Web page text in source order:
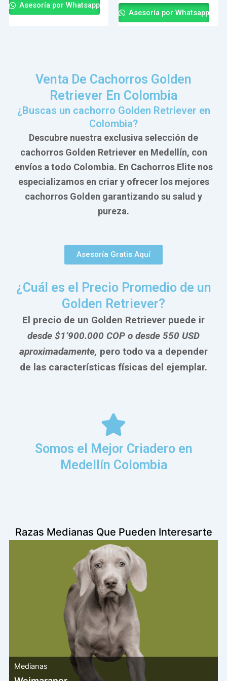
5
Asesoría por Whatsapp
0
de
5
Asesoría por Whatsapp
Venta De Cachorros Golden
Retriever En Colombia
¿Buscas un cachorro Golden Retriever en
Colombia?
Descubre nuestra exclusiva selección de
cachorros Golden Retriever en Medellín, con
envíos a todo Colombia. En Cachorros Elite nos
especializamos en criar y ofrecer los mejores
cachorros Golden garantizando su salud y
pureza.
Asesoría Gratis Aquí
¿Cuál es el Precio Promedio de un
Golden Retriever?
El precio de un Golden Retriever puede ir
desde $1’900.000 COP o desde 550 USD
aproximadamente, pero todo va a depender
de las características físicas del ejemplar.
Somos el Mejor Criadero en
Medellín Colombia
Razas Medianas Que Pueden Interesarte
Medianas